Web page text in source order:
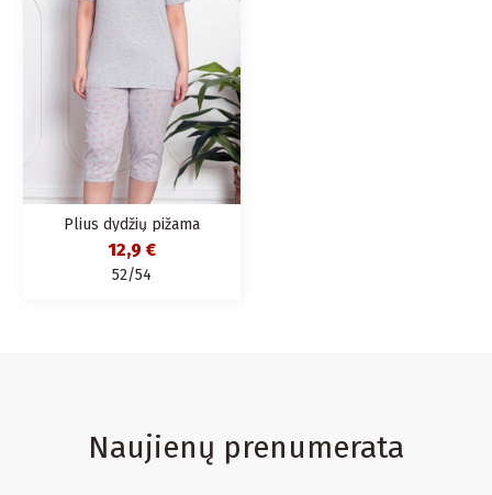
Plius dydžių pižama
moterims
12,9 €
52/54
Naujienų prenumerata